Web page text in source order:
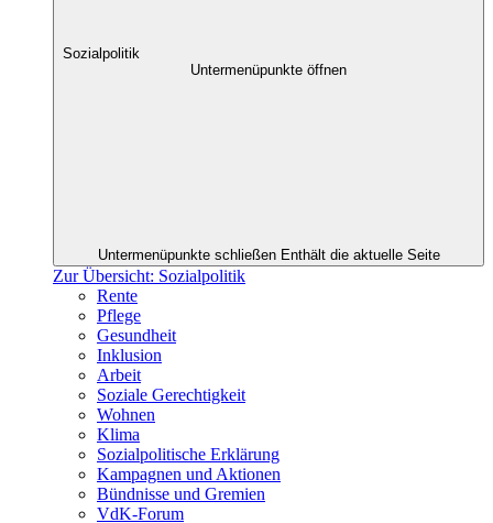
Sozialpolitik
Untermenüpunkte öffnen
Untermenüpunkte schließen Enthält die aktuelle Seite
Zur Übersicht: Sozialpolitik
Rente
Pflege
Gesundheit
Inklusion
Arbeit
Soziale Gerechtigkeit
Wohnen
Klima
Sozialpolitische Erklärung
Kampagnen und Aktionen
Bündnisse und Gremien
VdK-Forum